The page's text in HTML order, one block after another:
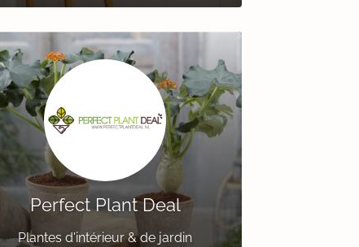
Perfect Plant Deal
Plantes d'intérieur & de jardin